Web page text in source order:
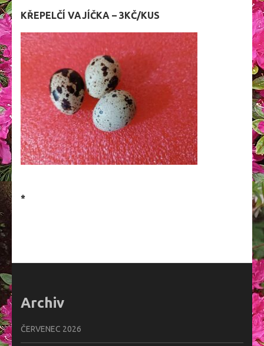
KŘEPELČÍ VAJÍČKA – 3KČ/KUS
*
Archiv
ČERVENEC 2026